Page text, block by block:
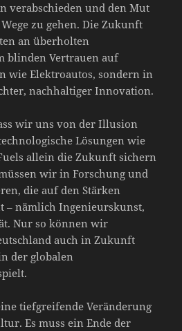
verabschieden und den Mut
zu gehen. Die Zukunft
an überholten
blinden Vertrauen auf
wie Elektroautos, sondern in
nachhaltiger Innovation.
wir uns von der Illusion
Lösungen wie
allein die Zukunft sichern
wir in Forschung und
die auf den Stärken
– nämlich Ingenieurskunst,
Nur so können wir
auch in Zukunft
der globalen
tiefgreifende Veränderung
Es muss ein Ende der